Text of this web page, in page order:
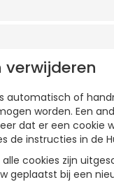
automatisch of
worden. Een
dat er een
de instructies in de
cookies zijn
geplaatst bij een